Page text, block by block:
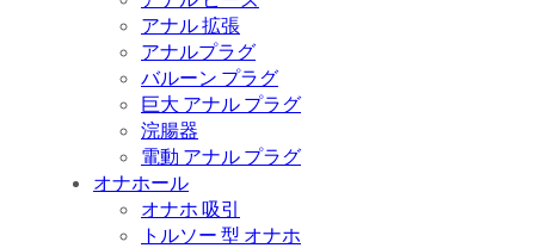
アナル 拡張
アナルプラグ
バルーン プラグ
巨大 アナル プラグ
浣腸器
電動 アナル プラグ
オナホール
オナホ 吸引
トルソー 型 オナホ